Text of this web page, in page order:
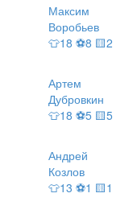
Максим
Воробьев
👕18 ⚽8 🟨2
Артем
Дубровкин
👕18 ⚽5 🟨5
Андрей
Козлов
👕13 ⚽1 🟨1